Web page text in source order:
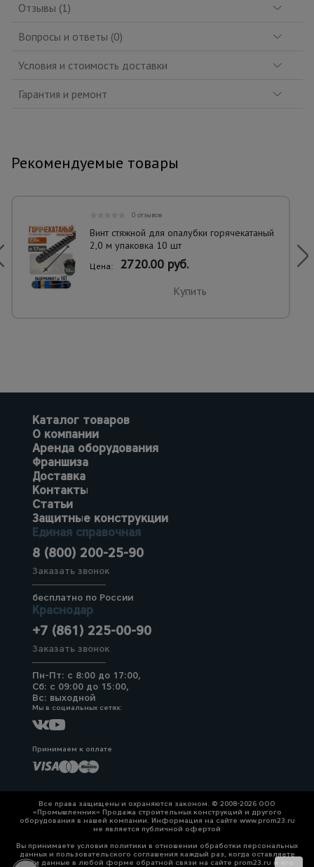
Отзывы (1)
Вопросы и ответы (0)
Условия и стоимость доставки
Гарантия и ремонт
Рекомендуемые товары
0 отзывов
Винт стяжной для опалубки горячекатаный
2,0 м упаковка 10 шт
Цена: 2720.00 руб.
Купить
Каталог товаров
О компании
Аренда оборудования
Франшиза
Доставка
Контакты
Статьи
Защитные конструкции
Единая справочная
8 (800) 200-25-90
Заказать звонок
бесплатно по России
Краснодар
+7 (861) 225-00-90
Заказать звонок
Пн-Пт: с 8:00 до 17:00,
Сб: с 09:00 до 15:00,
Вс: выходной
Мы в социальных сетях:
Принимаем к оплате
Все права защищены и охраняются законом. © 2008-2026 ООО
«Промышленник» Продажа строительных конструкций и другого
оборудования в нашей компании. Информация на сайте www.prom23.ru
не является публичной офертой
Вы принимаете условия политики в отношении обработки персональных
данных и пользовательского соглашения каждый раз, когда оставляете
свои данные в любой форме обратной связи на сайте prom23.ru и его